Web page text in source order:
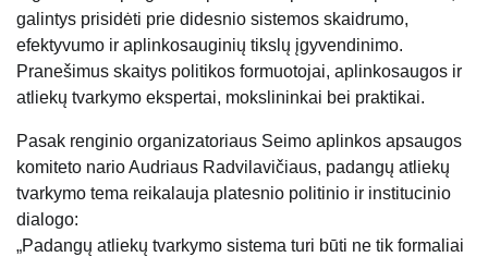
galintys prisidėti prie didesnio sistemos skaidrumo,
efektyvumo ir aplinkosauginių tikslų įgyvendinimo.
Pranešimus skaitys politikos formuotojai, aplinkosaugos ir
atliekų tvarkymo ekspertai, mokslininkai bei praktikai.
Pasak renginio organizatoriaus Seimo aplinkos apsaugos
komiteto nario Audriaus Radvilavičiaus, padangų atliekų
tvarkymo tema reikalauja platesnio politinio ir institucinio
dialogo:
„Padangų atliekų tvarkymo sistema turi būti ne tik formaliai